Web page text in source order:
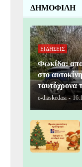
ΔΗΜΟΦΙΛΗ
ΕΙΔΗΣΕΙΣ
Φωκίδα:
στο
ταυτόχρονα
e-diaskedasi -